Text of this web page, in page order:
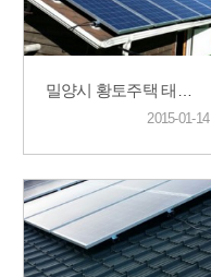
밀양시 황토주택 태양광시공 3kw
2015-01-14